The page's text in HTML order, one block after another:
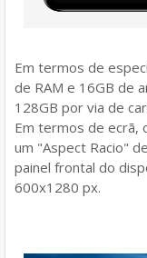
Em termos de
de RAM e 16GB de
128GB por via de
Em termos de ecrã,
um "Aspect Racio"
painel frontal do
600x1280 px.